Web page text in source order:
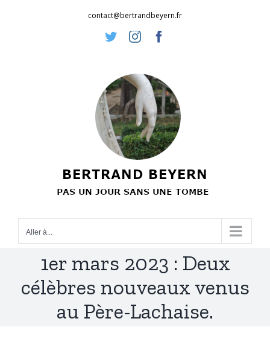
contact@bertrandbeyern.fr
TwitterInstagram
Aller à...
1er mars 2023 : Deux
célèbres nouveaux venus
au Père-Lachaise.